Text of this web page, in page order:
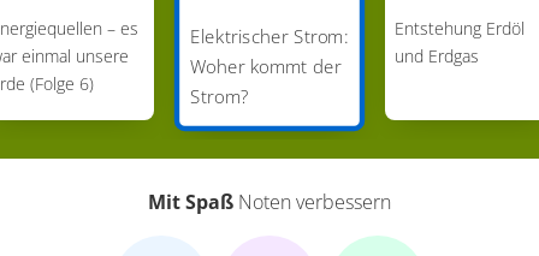
– es
einmal unsere
(Folge 6)
Elektrischer Strom:
Woher kommt der
Strom?
Entstehung Erdöl
und Erdgas
Mit Spaß Noten verbessern